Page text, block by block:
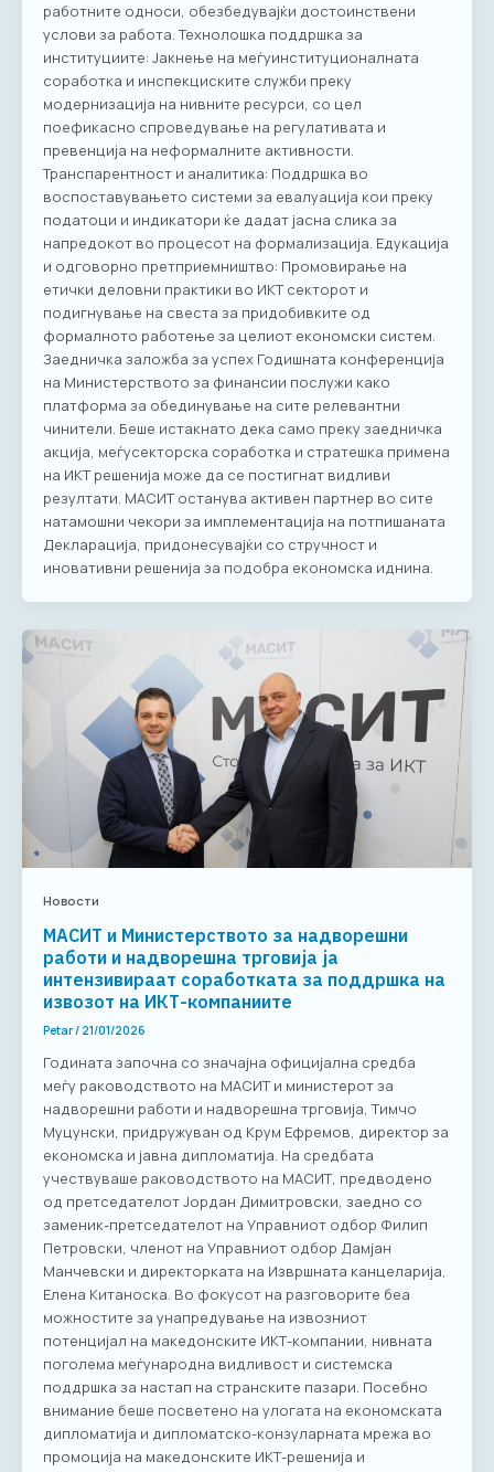
работните односи, обезбедувајќи достоинствени
услови за работа. Технолошка поддршка за
институциите: Јакнење на меѓуинституционалната
соработка и инспекциските служби преку
модернизација на нивните ресурси, со цел
поефикасно спроведување на регулативата и
превенција на неформалните активности.
Транспарентност и аналитика: Поддршка во
воспоставувањето системи за евалуација кои преку
податоци и индикатори ќе дадат јасна слика за
напредокот во процесот на формализација. Едукација
и одговорно претприемништво: Промовирање на
етички деловни практики во ИКТ секторот и
подигнување на свеста за придобивките од
формалното работење за целиот економски систем.
Заедничка заложба за успех Годишната конференција
на Министерството за финансии послужи како
платформа за обединување на сите релевантни
чинители. Беше истакнато дека само преку заедничка
акција, меѓусекторска соработка и стратешка примена
на ИКТ решенија може да се постигнат видливи
резултати. МАСИТ останува активен партнер во сите
натамошни чекори за имплементација на потпишаната
Декларација, придонесувајќи со стручност и
иновативни решенија за подобра економска иднина.
Новости
МАСИТ и Министерството за надворешни
работи и надворешна трговија ја
интензивираат соработката за поддршка на
извозот на ИКТ-компаниите
Petar/ 21/01/2026
Годината започна со значајна официјална средба
меѓу раководството на МАСИТ и министерот за
надворешни работи и надворешна трговија, Тимчо
Муцунски, придружуван од Крум Ефремов, директор за
економска и јавна дипломатија. На средбата
учествуваше раководството на МАСИТ, предводено
од претседателот Јордан Димитровски, заедно со
заменик-претседателот на Управниот одбор Филип
Петровски, членот на Управниот одбор Дамјан
Манчевски и директорката на Извршната канцеларија,
Елена Китаноска. Во фокусот на разговорите беа
можностите за унапредување на извозниот
потенцијал на македонските ИКТ-компании, нивната
поголема меѓународна видливост и системска
поддршка за настап на странските пазари. Посебно
внимание беше посветено на улогата на економската
дипломатија и дипломатско-конзуларната мрежа во
промоција на македонските ИКТ-решенија и